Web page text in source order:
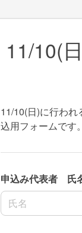
11/10(
11/10(日)に行わ
込用フォームです。
申込み代表者 氏
名前の姓